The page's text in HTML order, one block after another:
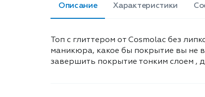
Описание Характеристики
Топ с глиттером от Cosmolac без
маникюра, какое бы покрытие вы не
завершить покрытие тонким слоем ,